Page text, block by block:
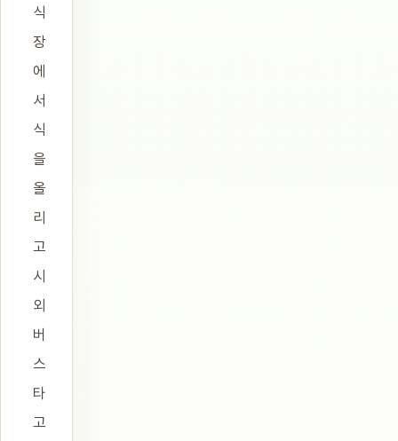
식
장
에
서
식
을
올
리
고
시
외
버
스
타
고